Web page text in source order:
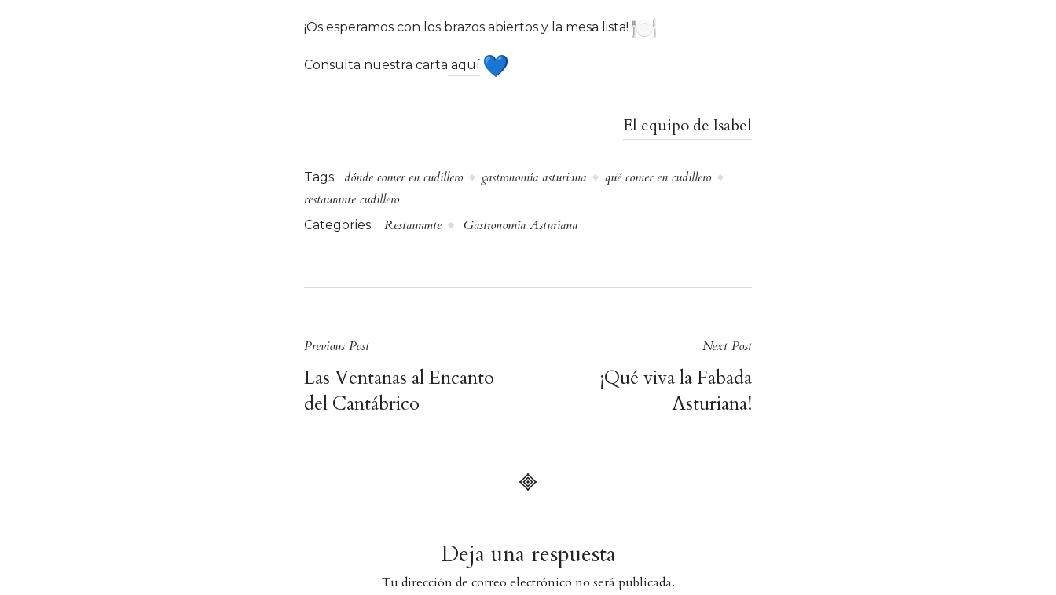
¡Os esperamos con los brazos abiertos y la mesa lista!
Consulta nuestra carta aquí
El equipo de Isabel
Tags: dónde comer en cudillero gastronomía asturiana
qué comer en cudillero
restaurante cudillero
Categories: Restaurante Gastronomía Asturiana
Post
navigation
Previous Post
Las Ventanas al Encanto
del Cantábrico
Next Post
¡Qué viva la Fabada
Asturiana!
Deja una respuesta
Tu dirección de correo electrónico no será publicada.